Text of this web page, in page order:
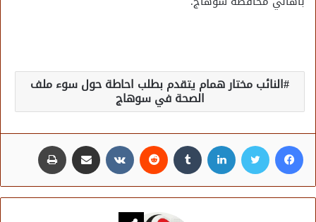
النائب مختار همام يتقدم بطلب احاطة حول سوء ملف
الصحة في سوهاج
فيسبوك تويتر لينكدإن مشاركة عبر البريد